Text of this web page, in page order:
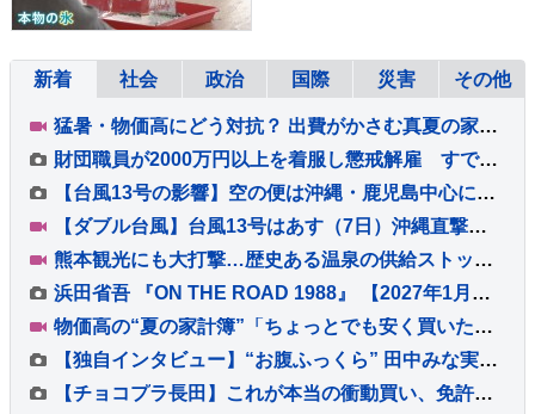
新着 社会 政治 国際 災害 その他
猛暑・物価高にどう対抗？ 出費がかさむ真夏の家計簿…教えて！みんなの節約術、おうちで「おでかけ気分」を味わえる楽しみ方【Nスタ解説】
財団職員が2000万円以上を着服し懲戒解雇 すでに全額を弁済 宇都宮市
【台風13号の影響】空の便は沖縄・鹿児島中心に欠航多数 ANA・JALで7日･8日の欠航すでに計450便超 のべ7万5000人ほどに影響 6日午後8時現在
【ダブル台風】台風13号はあす（7日）沖縄直撃へ、台風15号お盆休み前半に北日本～東日本に接近するおそれ【Nスタ解説】
熊本観光にも大打撃…歴史ある温泉の供給ストップ 休業相次ぐ、深刻被害と長引く避難 復旧・支援は【地震発生から10日】【Nスタ解説】
浜田省吾 『ON THE ROAD 1988』 【2027年1月】全国映画館にて公開決定！ 「キービジュアル」も解禁！！
物価高の“夏の家計簿”「ちょっとでも安く買いたい」ギフト食品解体セールには長蛇の列が 節約術は「特売日を狙って」「お泊まりディズニーから日帰りに」
【独自インタビュー】“お腹ふっくら” 田中みな実さん 結婚・妊娠発表後初 “プライベートな時間” は？
【チョコプラ長田】これが本当の衝動買い、免許も無いのにバイク2台購入 ロケ終わりに立ち寄ったバイク屋で